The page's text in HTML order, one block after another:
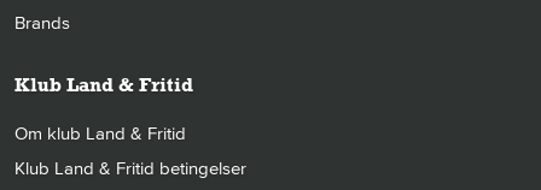
Brands
Klub Land & Fritid
Om klub Land & Fritid
Klub Land & Fritid betingelser